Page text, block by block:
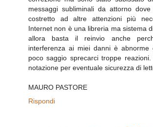
messaggi subliminali da attorno
costretto ad altre attenzioni più
Internet non è una libreria ma sistema
allora basta il reinvio anche
interferenza ai miei danni è abnorme
poco saggio sprecarci troppe
notazione per eventuale sicurezza di
MAURO PASTORE
Rispondi